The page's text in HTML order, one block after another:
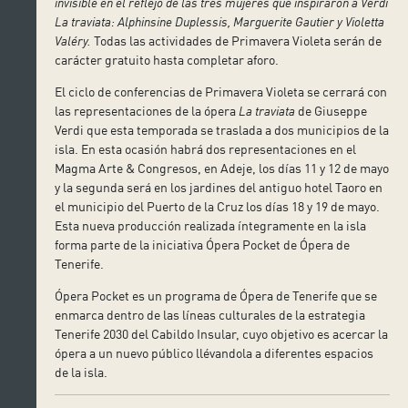
La traviata: Alphinsine Duplessis, Marguerite Gautier y Violetta
Valéry. Todas las actividades de Primavera Violeta serán de
carácter gratuito hasta completar aforo.
El ciclo de conferencias de Primavera Violeta se cerrará con
las representaciones de la ópera La traviata de Giuseppe
Verdi que esta temporada se traslada a dos municipios de la
isla. En esta ocasión habrá dos representaciones en el
Magma Arte & Congresos, en Adeje, los días 11 y 12 de mayo
y la segunda será en los jardines del antiguo hotel Taoro en
el municipio del Puerto de la Cruz los días 18 y 19 de mayo.
Esta nueva producción realizada íntegramente en la isla
forma parte de la iniciativa Ópera Pocket de Ópera de
Tenerife.
Ópera Pocket es un programa de Ópera de Tenerife que se
enmarca dentro de las líneas culturales de la estrategia
Tenerife 2030 del Cabildo Insular, cuyo objetivo es acercar la
ópera a un nuevo público llévandola a diferentes espacios
de la isla.